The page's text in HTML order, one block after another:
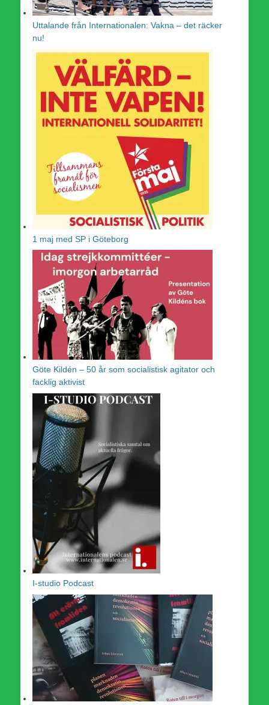
Uttalande från Internationalen: Vakna – det räcker
nu!
1 maj med SP i Göteborg
Göte Kildén – 50 år som socialistisk agitator och
facklig aktivist
I-studio Podcast